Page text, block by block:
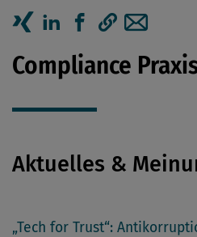
Seiteninhalt
Artikel auf Xing
Artikel auf
Artikel auf
Artikellink
Artikel
Compliance
Aktuelles &
„Tech for Trust“: